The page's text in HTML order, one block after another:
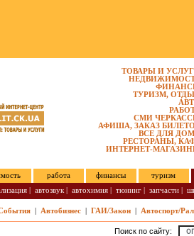
ТОВАРЫ И
ТУРИЗМ,
СМИ
АФИША, ЗАКАЗ
ВСЕ ДЛЯ
РЕСТОРАНЫ,
ИНТЕРНЕТ-
работа финансы
туризм
автозвук автохимия тюнинг запчасти
| Автобизнес | ГАИ/Закон | Автоспорт/
Поиск по сайту: